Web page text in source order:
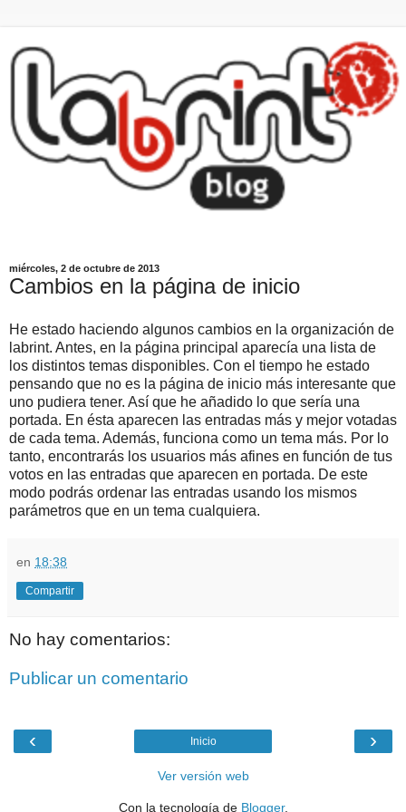
miércoles, 2 de octubre de 2013
Cambios en la página de inicio
He estado haciendo algunos cambios en la organización de
labrint. Antes, en la página principal aparecía una lista de
los distintos temas disponibles. Con el tiempo he estado
pensando que no es la página de inicio más interesante que
uno pudiera tener. Así que he añadido lo que sería una
portada. En ésta aparecen las entradas más y mejor votadas
de cada tema. Además, funciona como un tema más. Por lo
tanto, encontrarás los usuarios más afines en función de tus
votos en las entradas que aparecen en portada. De este
modo podrás ordenar las entradas usando los mismos
parámetros que en un tema cualquiera.
en 18:38
Compartir
No hay comentarios:
Publicar un comentario
‹ ›
Inicio
Ver versión web
Con la tecnología de Blogger.